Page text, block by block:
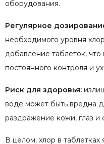
оборудования.
Регулярное
необходимого уровня
добавление таблеток,
постоянного контроля и
Риск для здоровья:
воде может быть вредна
раздражение кожи, глаз и
В целом, хлор в